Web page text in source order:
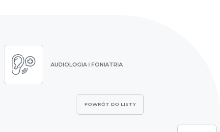
AUDIOLOGIA I FONIATRIA
POWRÓT DO LISTY